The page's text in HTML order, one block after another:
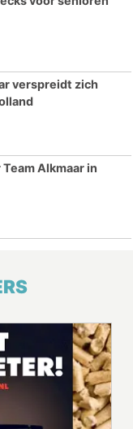
verspreidt zich
Alkmaar in